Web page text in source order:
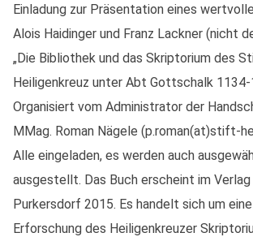
Einladung zur Präsentation eines
Alois Haidinger und Franz Lackner (nicht
„Die Bibliothek und das Skriptorium des
Heiligenkreuz unter Abt Gottschalk 1134-
Organisiert vom Administrator der
MMag. Roman Nägele (p.roman(at)stift-
Alle eingeladen, es werden auch
ausgestellt. Das Buch erscheint im Verlag
Purkersdorf 2015. Es handelt sich um
Erforschung des Heiligenkreuzer